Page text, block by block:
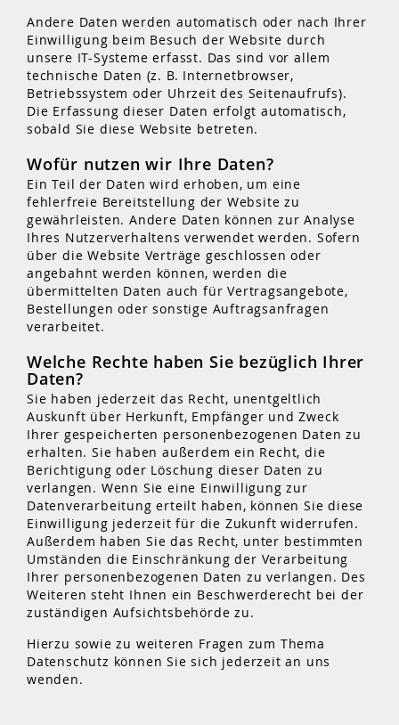
Andere Daten werden automatisch oder nach Ihrer
Einwilligung beim Besuch der Website durch
unsere IT-Systeme erfasst. Das sind vor allem
technische Daten (z. B. Internetbrowser,
Betriebssystem oder Uhrzeit des Seitenaufrufs).
Die Erfassung dieser Daten erfolgt automatisch,
sobald Sie diese Website betreten.
Wofür nutzen wir Ihre Daten?
Ein Teil der Daten wird erhoben, um eine
fehlerfreie Bereitstellung der Website zu
gewährleisten. Andere Daten können zur Analyse
Ihres Nutzerverhaltens verwendet werden. Sofern
über die Website Verträge geschlossen oder
angebahnt werden können, werden die
übermittelten Daten auch für Vertragsangebote,
Bestellungen oder sonstige Auftragsanfragen
verarbeitet.
Welche Rechte haben Sie bezüglich Ihrer
Daten?
Sie haben jederzeit das Recht, unentgeltlich
Auskunft über Herkunft, Empfänger und Zweck
Ihrer gespeicherten personenbezogenen Daten zu
erhalten. Sie haben außerdem ein Recht, die
Berichtigung oder Löschung dieser Daten zu
verlangen. Wenn Sie eine Einwilligung zur
Datenverarbeitung erteilt haben, können Sie diese
Einwilligung jederzeit für die Zukunft widerrufen.
Außerdem haben Sie das Recht, unter bestimmten
Umständen die Einschränkung der Verarbeitung
Ihrer personenbezogenen Daten zu verlangen. Des
Weiteren steht Ihnen ein Beschwerderecht bei der
zuständigen Aufsichtsbehörde zu.
Hierzu sowie zu weiteren Fragen zum Thema
Datenschutz können Sie sich jederzeit an uns
wenden.